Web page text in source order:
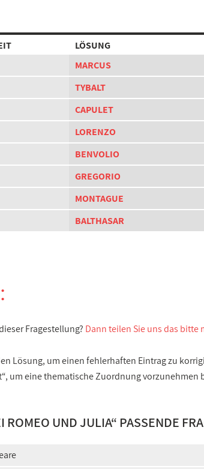
LÖSUNG
MARCUS
TYBALT
CAPULET
LORENZO
BENVOLIO
GREGORIO
MONTAGUE
BALTHASAR
Fragestellung? Dann teilen Sie uns das bitte
Lösung, um einen fehlerhaften Eintrag zu
um eine thematische Zuordnung
ROMEO UND JULIA“ PASSENDE